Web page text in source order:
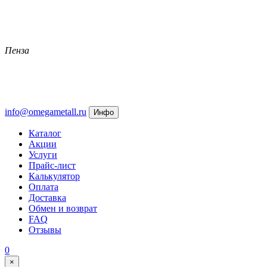
Пенза
info@omegametall.ru Инфо
Каталог
Акции
Услуги
Прайс-лист
Калькулятор
Оплата
Доставка
Обмен и возврат
FAQ
Отзывы
0
×